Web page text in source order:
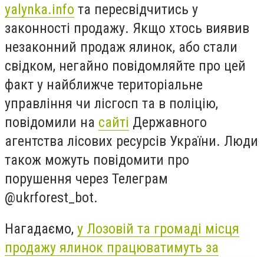
yalynka.info та пересвідчитись у
законності продажу. Якщо хтось виявив
незаконний продаж ялинок, або стали
свідком, негайно повідомляйте про цей
факт у найближче територіальне
управління чи лісгосп та в поліцію,
повідомили на сайті Державного
агентства лісових ресурсів України. Люди
також можуть повідомити про
порушення через Телеграм
@ukrforest_bot.
Нагадаємо, у Лозовій та громаді місця
продажу ялинок працюватимуть за